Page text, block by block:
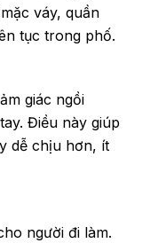
váy, quần
tục trong phố.
giác ngồi
Điều này giúp
dễ chịu hơn, ít
người đi làm.